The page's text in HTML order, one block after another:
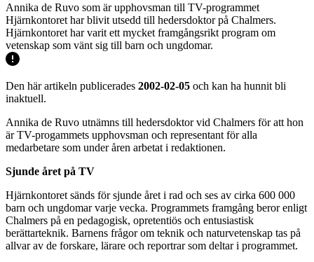
Annika de Ruvo som är upphovsman till TV-programmet
Hjärnkontoret har blivit utsedd till hedersdoktor på Chalmers.
Hjärnkontoret har varit ett mycket framgångsrikt program om
vetenskap som vänt sig till barn och ungdomar.
Den här artikeln publicerades 2002-02-05 och kan ha hunnit bli
inaktuell.
Annika de Ruvo utnämns till hedersdoktor vid Chalmers för att hon
är TV-progammets upphovsman och representant för alla
medarbetare som under åren arbetat i redaktionen.
Sjunde året på TV
Hjärnkontoret sänds för sjunde året i rad och ses av cirka 600 000
barn och ungdomar varje vecka. Programmets framgång beror enligt
Chalmers på en pedagogisk, opretentiös och entusiastisk
berättarteknik. Barnens frågor om teknik och naturvetenskap tas på
allvar av de forskare, lärare och reportrar som deltar i programmet.